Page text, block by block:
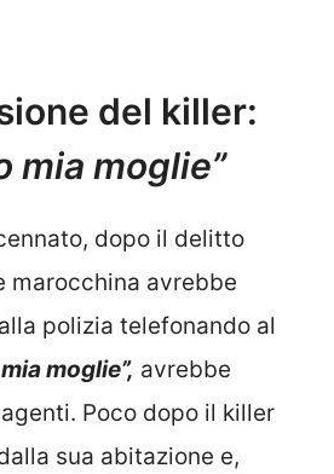
del killer:
mia moglie”
dopo il delitto
marocchina avrebbe
polizia telefonando al
moglie”, avrebbe
Poco dopo il killer
sua abitazione e,